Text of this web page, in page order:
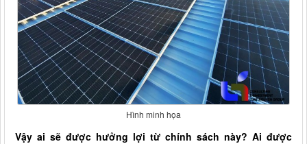
Hình minh họa
Vậy ai sẽ được hưởng lợi từ chính sách này? Ai được